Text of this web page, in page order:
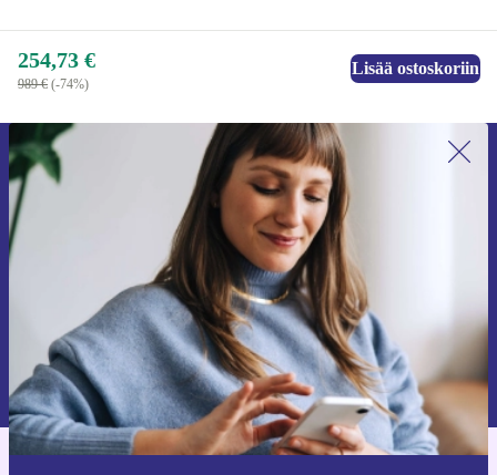
254,73 €
989 € (-74%)
Lisää ostoskoriin
Liity ensimmäistä kertaa uutiskirjeen
tilaajaksi ja säästä 15 €!
Älä missaa enää yhtäkään tarjousta.
Pyydä etukuponki
Lisätietoja henkilötietojen käytöstä löydättietosuojaselosteestamme.